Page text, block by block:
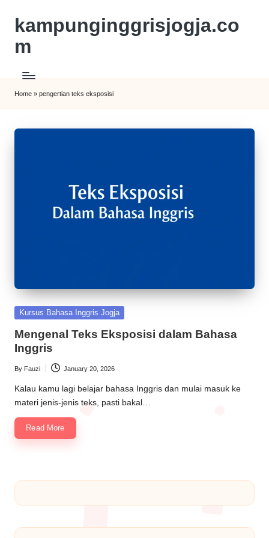
kampunginggrisjogja.co
m
Home » pengertian teks eksposisi
Kursus Bahasa Inggris Jogja
Mengenal Teks Eksposisi dalam Bahasa
Inggris
By Fauzi January 20, 2026
Kalau kamu lagi belajar bahasa Inggris dan mulai masuk ke
materi jenis-jenis teks, pasti bakal…
Read More